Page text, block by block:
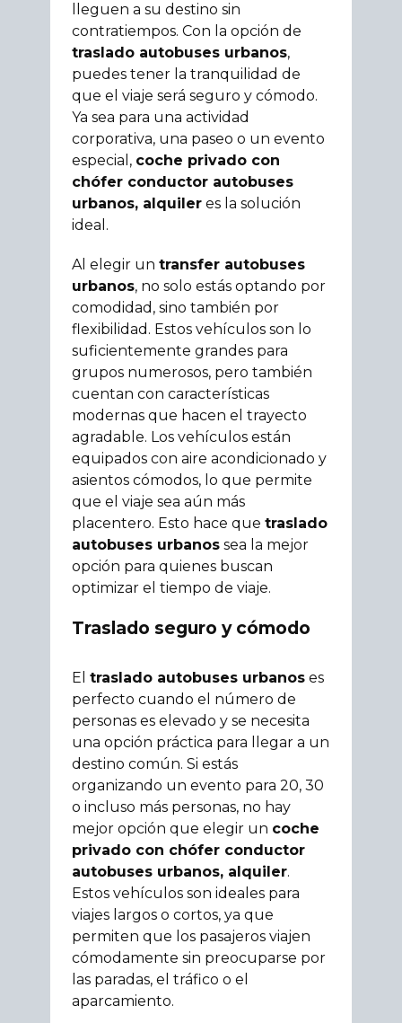
lleguen a su destino sin
contratiempos. Con la opción de
traslado autobuses urbanos,
puedes tener la tranquilidad de
que el viaje será seguro y cómodo.
Ya sea para una actividad
corporativa, una paseo o un evento
especial, coche privado con
chófer conductor autobuses
urbanos, alquiler es la solución
ideal.
Al elegir un transfer autobuses
urbanos, no solo estás optando por
comodidad, sino también por
flexibilidad. Estos vehículos son lo
suficientemente grandes para
grupos numerosos, pero también
cuentan con características
modernas que hacen el trayecto
agradable. Los vehículos están
equipados con aire acondicionado y
asientos cómodos, lo que permite
que el viaje sea aún más
placentero. Esto hace que traslado
autobuses urbanos sea la mejor
opción para quienes buscan
optimizar el tiempo de viaje.
Traslado seguro y cómodo
El traslado autobuses urbanos es
perfecto cuando el número de
personas es elevado y se necesita
una opción práctica para llegar a un
destino común. Si estás
organizando un evento para 20, 30
o incluso más personas, no hay
mejor opción que elegir un coche
privado con chófer conductor
autobuses urbanos, alquiler.
Estos vehículos son ideales para
viajes largos o cortos, ya que
permiten que los pasajeros viajen
cómodamente sin preocuparse por
las paradas, el tráfico o el
aparcamiento.